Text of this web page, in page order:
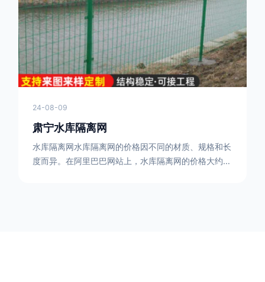
不同的特点和优缺点。例如，钢丝绳网具有强度高、耐
腐蚀、耐磨损等特点；聚酯纤维网则具有柔韧性好、透
气性好等特点。体育场围栏网是一种
24-08-09
肃宁水库隔离网
水库隔离网水库隔离网的价格因不同的材质、规格和长
度而异。在阿里巴巴网站上，水库隔离网的价格大约在